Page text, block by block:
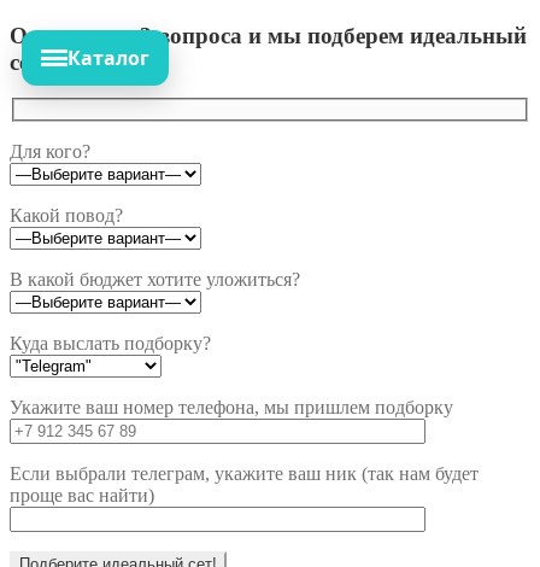
Ответьте на 3 вопроса и мы подберем идеальный
сет!
Для кого?
Какой повод?
В какой бюджет хотите уложиться?
Куда выслать подборку?
Укажите ваш номер телефона, мы пришлем подборку
Если выбрали телеграм, укажите ваш ник (так нам будет
проще вас найти)
Каталог